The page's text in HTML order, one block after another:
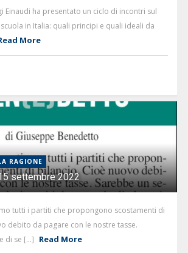
Einaudi ha presentato un ciclo di incontri sul
scuola in Italia: quali principi e quali ideali da
More
RAGIONE
settembre 2022
tutti i partiti che propongono scostamenti di
debito da pagare con le nostre tasse.
di se [...] Read More